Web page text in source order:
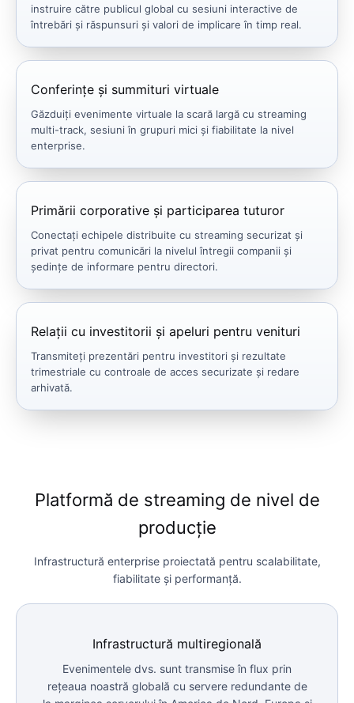
instruire către publicul global cu sesiuni interactive de
întrebări și răspunsuri și valori de implicare în timp real.
Conferințe și summituri virtuale
Găzduiți evenimente virtuale la scară largă cu streaming
multi-track, sesiuni în grupuri mici și fiabilitate la nivel
enterprise.
Primării corporative și participarea tuturor
Conectați echipele distribuite cu streaming securizat și
privat pentru comunicări la nivelul întregii companii și
ședințe de informare pentru directori.
Relații cu investitorii și apeluri pentru venituri
Transmiteți prezentări pentru investitori și rezultate
trimestriale cu controale de acces securizate și redare
arhivată.
Platformă de streaming de nivel de
producție
Infrastructură enterprise proiectată pentru scalabilitate,
fiabilitate și performanță.
Infrastructură multiregională
Evenimentele dvs. sunt transmise în flux prin
rețeaua noastră globală cu servere redundante de